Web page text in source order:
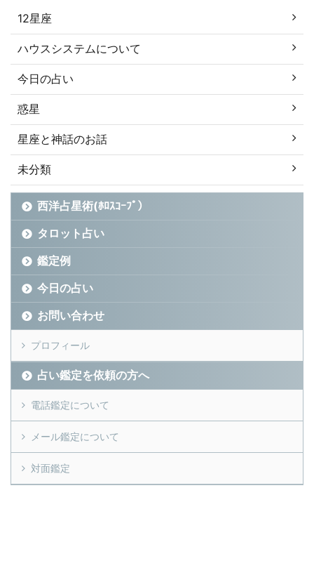
12星座
ハウスシステムについて
今日の占い
惑星
星座と神話のお話
未分類
西洋占星術(ﾎﾛｽｺｰﾌﾟ）
タロット占い
鑑定例
今日の占い
お問い合わせ
プロフィール
占い鑑定を依頼の方へ
電話鑑定について
メール鑑定について
対面鑑定